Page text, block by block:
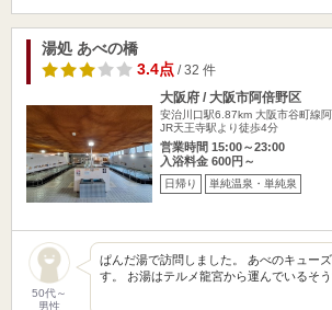
湯処 あべの橋
3.4点/ 32 件
大阪府 / 大阪市阿倍野区
安治川口駅6.87km 大阪市谷町線
JR天王寺駅より徒歩4分
営業時間 15:00～23:00
入浴料金 600円～
日帰り 単純温泉・単純泉
50代～
男性
ぱんだ湯で訪問しました。 あべのキュー
す。 お湯はテルメ龍宮から運んでいるそ